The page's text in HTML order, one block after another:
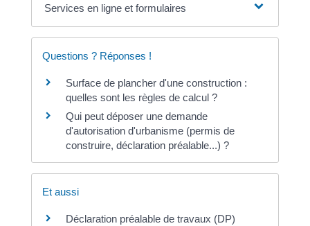
Services en ligne et formulaires
Questions ? Réponses !
Surface de plancher d'une construction :
quelles sont les règles de calcul ?
Qui peut déposer une demande
d'autorisation d'urbanisme (permis de
construire, déclaration préalable...) ?
Et aussi
Déclaration préalable de travaux (DP)